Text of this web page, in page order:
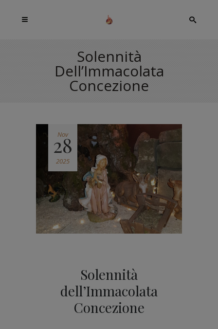
Solennità
Dell’Immacolata
Concezione
Nov
28
2025
Solennità
dell’Immacolata
Concezione